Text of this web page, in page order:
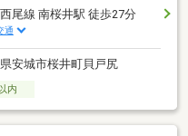
尾線 南桜井駅 徒歩27分
通
安城市桜井町貝戸尻
内